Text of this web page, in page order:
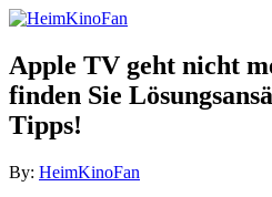
Skip
Content
Apple TV geht nicht
finden Sie
Tipps!
By: Author
HeimKinoFan